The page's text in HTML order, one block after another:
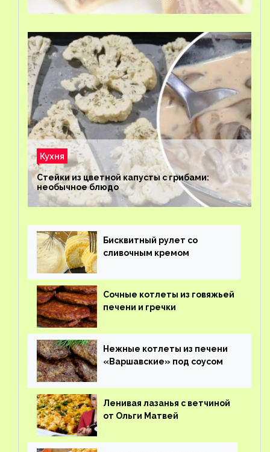
Кухня
Стейки из цветной капусты с грибами:
необычное блюдо
Бисквитный рулет со
сливочным кремом
Сочные котлеты из говяжьей
печени и гречки
Нежные котлеты из печени
«Варшавские» под соусом
Ленивая лазанья с ветчиной
от Ольги Матвей